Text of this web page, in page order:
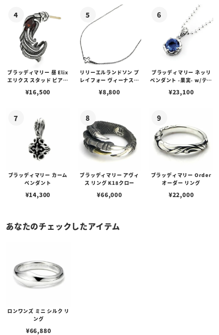
ブラッディマリー 昼 Elix
エリクス スタッド ピアス
¥16,500
リリーエルランドソン プ
レイフォー ヴィーナスチ
¥8,800
ブラッディマリー ネッリ
ペンダント -果実- w/ティ
¥23,100
ブラッディマリー カーム
ペンダント
¥14,300
ブラッディマリー アヴィ
ス リング K18クロー
¥66,000
ブラッディマリー Order
オーダー リング
¥22,000
あなたのチェックしたアイテム
ロンワンズ ミニ シルク リ
ング
¥66,880